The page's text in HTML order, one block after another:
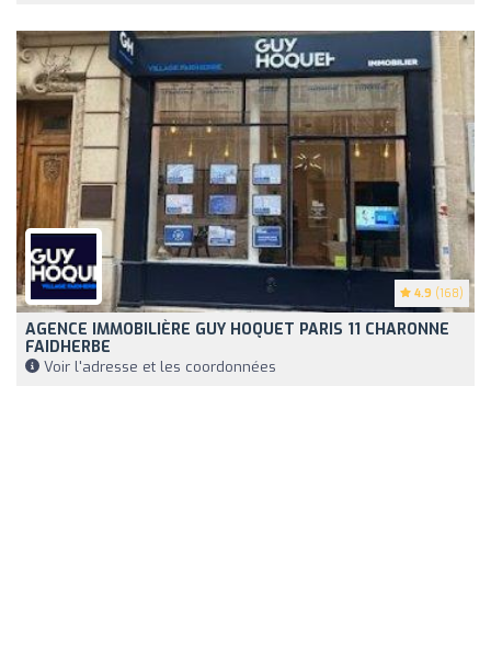
4.9 (168)
AGENCE IMMOBILIÈRE GUY HOQUET PARIS 11 CHARONNE
FAIDHERBE
Voir l'adresse et les coordonnées